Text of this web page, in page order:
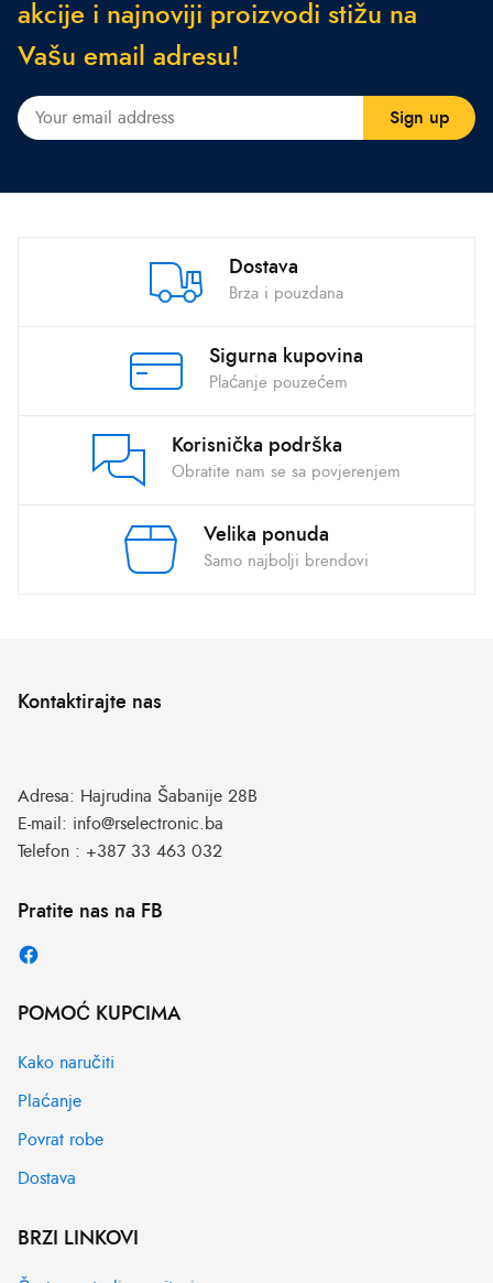
a kcije i najnoviji proizvod i stižu na
Vašu emai ad resu!
Dostava
Brza i pouzdana
Sigurna kupovina
Plaćanje pouzećem
Korisnička podrška
Obratite nam se sa povjerenjem
Velika ponuda
Samo najbolji brendovi
Kontaktirajte nas
Adresa: Hajrudina Šabanije 28B
E-mail: info@rselectronic.ba
Telefon : +387 33 463 032
Pratite nas na FB
POMOĆ KUPCIMA
Kako naručiti
Plaćanje
Povrat robe
Dostava
BRZI LINKOVI